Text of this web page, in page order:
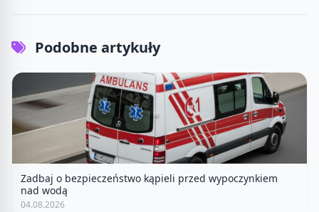
Podobne artykuły
Zadbaj o bezpieczeństwo kąpieli przed wypoczynkiem
nad wodą
04.08.2026